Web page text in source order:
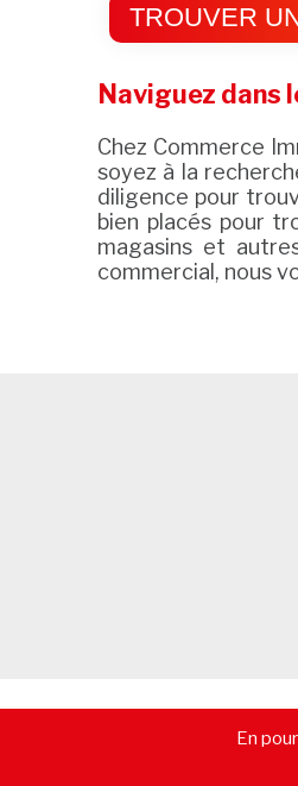
TROUVER
Naviguez dans
Chez Commerce
soyez à la
diligence pour
bien placés pour
magasins et
commercial, nous
© 2026 - CommerceImmo.fr -En